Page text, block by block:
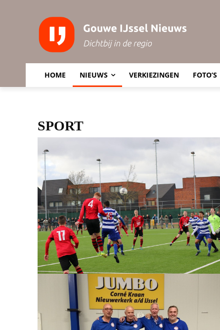
HOME NIEUWS VERKIEZINGEN FOTO’S
SPORT